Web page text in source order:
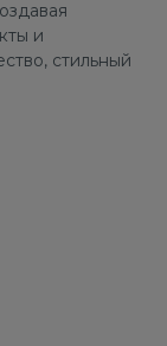
и
стильный